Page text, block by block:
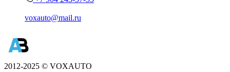
voxauto@mail.ru
2012-2025 © VOXAUTO